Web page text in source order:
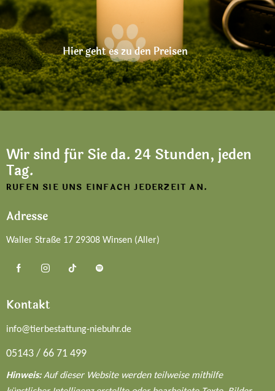
Hier geht es zu den Preisen
Wir sind für Sie da. 24 Stunden, jeden
Tag.
RUFEN SIE UNS EINFACH JEDERZEIT AN.
Adresse
Waller Straße 17 29308 Winsen (Aller)
Kontakt
info@tierbestattung-niebuhr.de
05143 / 66 71 499
Hinweis:Auf dieser Website werden teilweise mithilfe